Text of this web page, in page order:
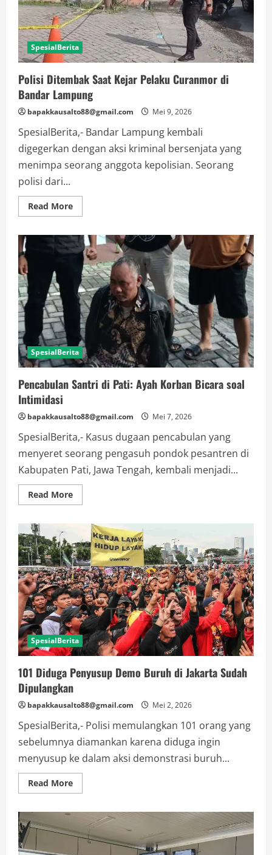
SpesialBerita
Polisi Ditembak Saat Kejar Pelaku Curanmor di
Bandar Lampung
bapakkausalto88@gmail.com Mei 9, 2026
SpesialBerita,- Bandar Lampung kembali
digegerkan dengan aksi kriminal bersenjata yang
menimpa seorang anggota kepolisian. Seorang
polisi dari...
Read MoreRead
more
Ditembak
Saat
Kejar
Pelaku
Curanmor
di
Bandar
Lampung
SpesialBerita
Pencabulan Santri di Pati: Ayah Korban Bicara soal
Intimidasi
bapakkausalto88@gmail.com Mei 7, 2026
SpesialBerita,- Kasus dugaan pencabulan yang
menyeret seorang pengasuh pondok pesantren di
Kabupaten Pati, Jawa Tengah, kembali menjadi...
Read MoreRead
more
Santri
Pati:
Ayah
Korban
Bicara
soal
Intimidasi
SpesialBerita
101 Diduga Penyusup Demo Buruh di Jakarta Sudah
Dipulangkan
bapakkausalto88@gmail.com Mei 2, 2026
SpesialBerita,- Polisi memulangkan 101 orang yang
sebelumnya diamankan karena diduga ingin
menyusup ke dalam aksi demonstrasi buruh...
Read MoreRead
more
Diduga
Penyusup
Demo
Buruh
di